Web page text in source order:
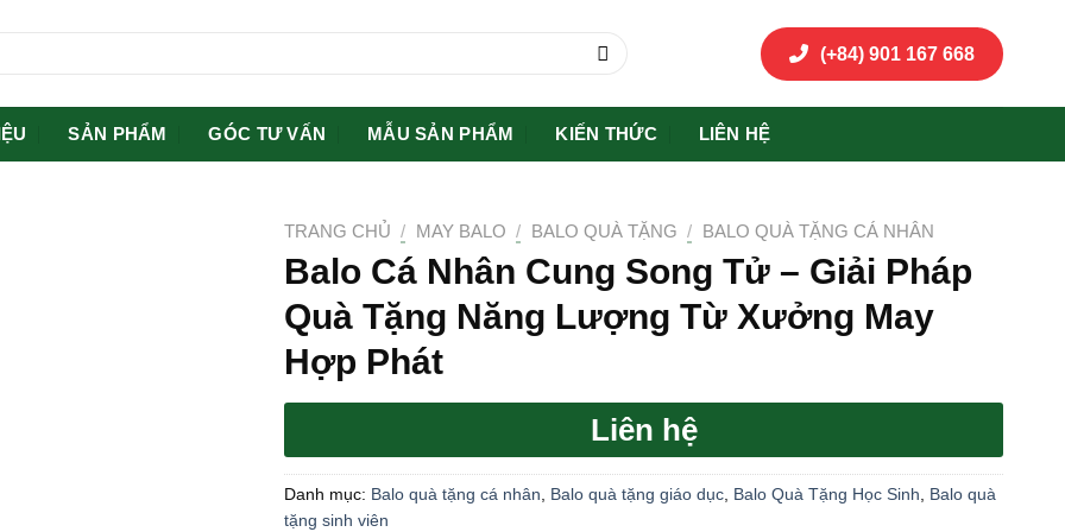
(+84) 901 167 668
SẢN PHẨM GÓC TƯ VẤN MẪU SẢN PHẨM KIẾN THỨC LIÊN HỆ
TRANG CHỦ / MAY BALO / BALO QUÀ TẶNG / BALO QUÀ TẶNG CÁ NHÂN
Balo Cá Nhân Cung Song Tử – Giải Pháp
Quà Tặng Năng Lượng Từ Xưởng May
Hợp Phát
Liên hệ
Danh mục: Balo quà tặng cá nhân Balo quà tặng giáo dục Balo Quà Tặng Học Sinh
Balo quà
tặng sinh viên